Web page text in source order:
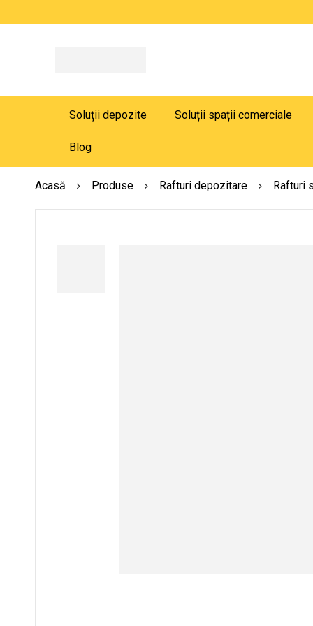
Soluții depozite Soluții spații comerciale
Blog
Acasă Produse Rafturi depozitare Rafturi